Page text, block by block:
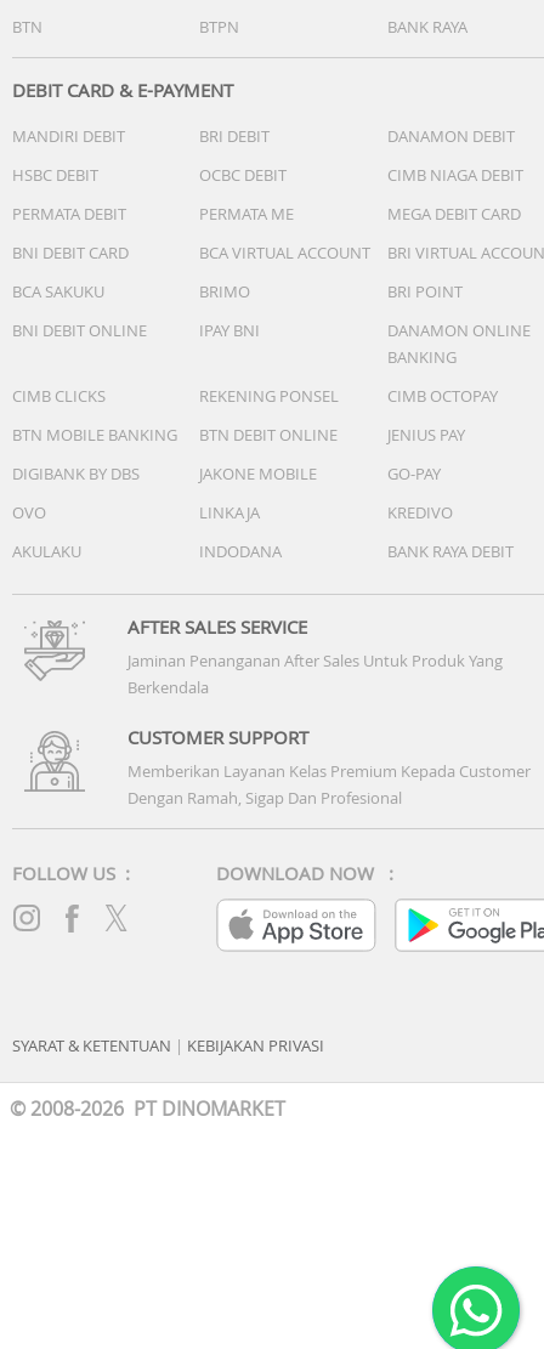
BTN
BTPN BANK RAYA
DEBIT CARD & E-PAYMENT
MANDIRI DEBIT BRI DEBIT
DANAMON DEBIT
HSBC DEBIT
OCBC DEBIT
CIMB NIAGA DEBIT
PERMATA DEBIT
PERMATA ME
MEGA DEBIT CARD
BNI DEBIT CARD
BCA VIRTUAL ACCOUNT
BRI VIRTUAL
BCA SAKUKU
BRIMO
BRI POINT
BNI DEBIT ONLINE
IPAY BNI
DANAMON ONLINE
BANKING
CIMB CLICKS
REKENING PONSEL
CIMB OCTOPAY
BTN MOBILE BANKING
BTN DEBIT ONLINE
JENIUS PAY
DIGIBANK BY DBS
JAKONE MOBILE
GO-PAY
OVO
LINKAJA
KREDIVO
AKULAKU
INDODANA BANK RAYA DEBIT
AFTER SALES SERVICE
Jaminan Penanganan After Sales Untuk Produk Yang
Berkendala
CUSTOMER SUPPORT
Memberikan Layanan Kelas Premium Kepada Customer
Dengan Ramah, Sigap Dan Profesional
FOLLOW US : DOWNLOAD NOW :
SYARAT & KETENTUAN | KEBIJAKAN PRIVASI
© 2008-2026 PT DINOMARKET